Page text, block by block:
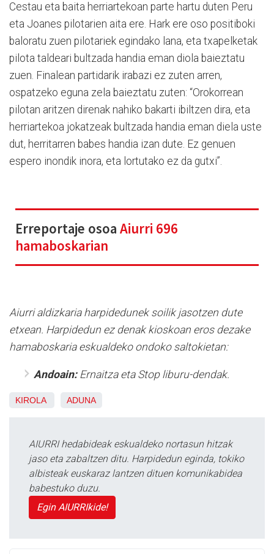
Cestau eta baita herriartekoan parte hartu duten Peru
eta Joanes pilotarien aita ere. Hark ere oso positiboki
baloratu zuen pilotariek egindako lana, eta txapelketak
pilota taldeari bultzada handia eman diola baieztatu
zuen. Finalean partidarik irabazi ez zuten arren,
ospatzeko eguna zela baieztatu zuten: “Orokorrean
pilotan aritzen direnak nahiko bakarti ibiltzen dira, eta
herriartekoa jokatzeak bultzada handia eman diela uste
dut, herritarren babes handia izan dute. Ez genuen
espero inondik inora, eta lortutako ez da gutxi”.
Erreportaje osoaAiurri 696
hamaboskarian
Aiurri aldizkaria harpidedunek soilik jasotzen dute
etxean. Harpidedun ez denak kioskoan eros dezake
hamaboskaria eskualdeko ondoko saltokietan:
Andoain: Ernaitza eta Stop liburu-dendak.
KIROLA ADUNA
AIURRI hedabideak eskualdeko nortasun hitzak
jaso eta zabaltzen ditu. Harpidedun eginda, tokiko
albisteak euskaraz lantzen dituen komunikabidea
babestuko duzu.
Egin AIURRIkide!